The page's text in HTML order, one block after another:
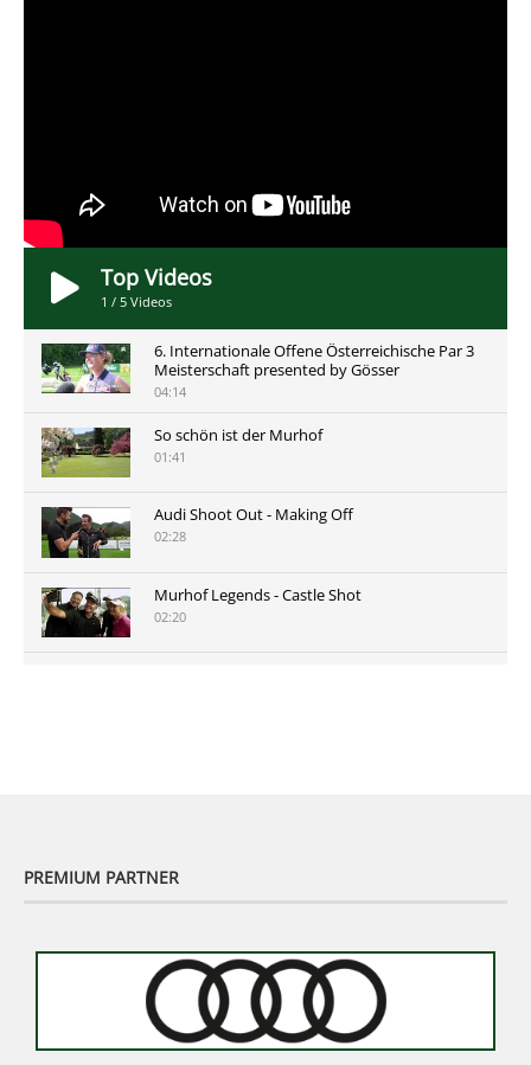
Top Videos
1 / 5 Videos
6. Internationale Offene Österreichische Par 3
Meisterschaft presented by Gösser
04:14
So schön ist der Murhof
01:41
Audi Shoot Out - Making Off
02:28
Murhof Legends - Castle Shot
02:20
PREMIUM PARTNER